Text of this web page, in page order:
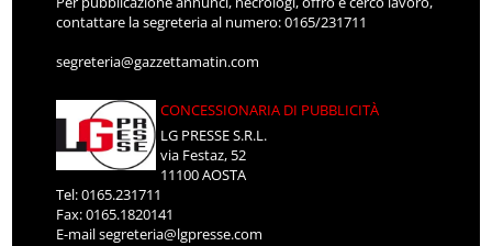
contattare la segreteria al numero: 0165/231711
segreteria@gazzettamatin.com
CONCESSIONARIA DI PUBBLICITÀ
LG PRESSE S.R.L.
via Festaz, 52
11100 AOSTA
Tel: 0165.231711
Fax: 0165.1820141
E-mailsegreteria@lgpresse.com